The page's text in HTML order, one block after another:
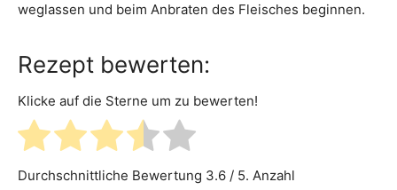
weglassen und beim Anbraten des Fleisches beginnen.
Rezept bewerten:
Klicke auf die Sterne um zu bewerten!
Durchschnittliche Bewertung 3.6 / 5. Anzahl